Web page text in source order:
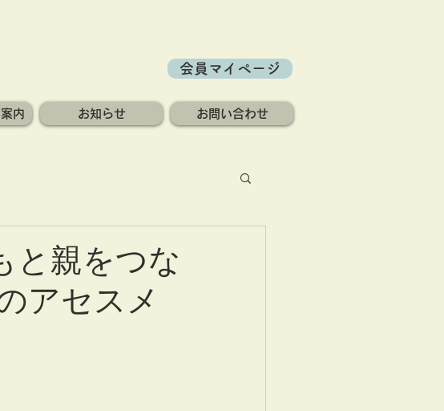
会員マイページ
内 お知らせ お問い合わせ
と親をつな
アセスメ